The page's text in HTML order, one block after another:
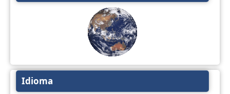
Idioma